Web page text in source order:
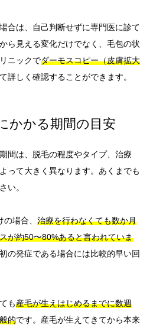
合は、自己判断せずに専門医に診て
ら見える変化だけでなく、毛包の状
ニックでダーモスコピー（皮膚拡大
詳しく確認することができます。
かかる期間の目安
間は、脱毛の程度やタイプ、治療
って大きく異なります。あくまでも
い。
場合、 治療を行わなくても数か月
が約50〜80%あると言われていま
の発症である場合には比較的早い回
も産毛が生えはじめるまでに数週
的です。産毛が生えてきてから本来